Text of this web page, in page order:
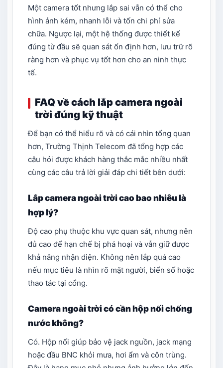
Một camera tốt nhưng lắp sai vẫn có thể cho
hình ảnh kém, nhanh lỗi và tốn chi phí sửa
chữa. Ngược lại, một hệ thống được thiết kế
đúng từ đầu sẽ quan sát ổn định hơn, lưu trữ rõ
ràng hơn và phục vụ tốt hơn cho an ninh thực
tế.
FAQ về cách lắp camera ngoài
trời đúng kỹ thuật
Để bạn có thể hiểu rõ và có cái nhìn tổng quan
hơn, Trường Thịnh Telecom đã tổng hợp các
câu hỏi được khách hàng thắc mắc nhiều nhất
cùng các câu trả lời giải đáp chi tiết bên dưới:
Lắp camera ngoài trời cao bao nhiêu là
hợp lý?
Độ cao phụ thuộc khu vực quan sát, nhưng nên
đủ cao để hạn chế bị phá hoại và vẫn giữ được
khả năng nhận diện. Không nên lắp quá cao
nếu mục tiêu là nhìn rõ mặt người, biển số hoặc
thao tác tại cổng.
Camera ngoài trời có cần hộp nối chống
nước không?
Có. Hộp nối giúp bảo vệ jack nguồn, jack mạng
hoặc đầu BNC khỏi mưa, hơi ẩm và côn trùng.